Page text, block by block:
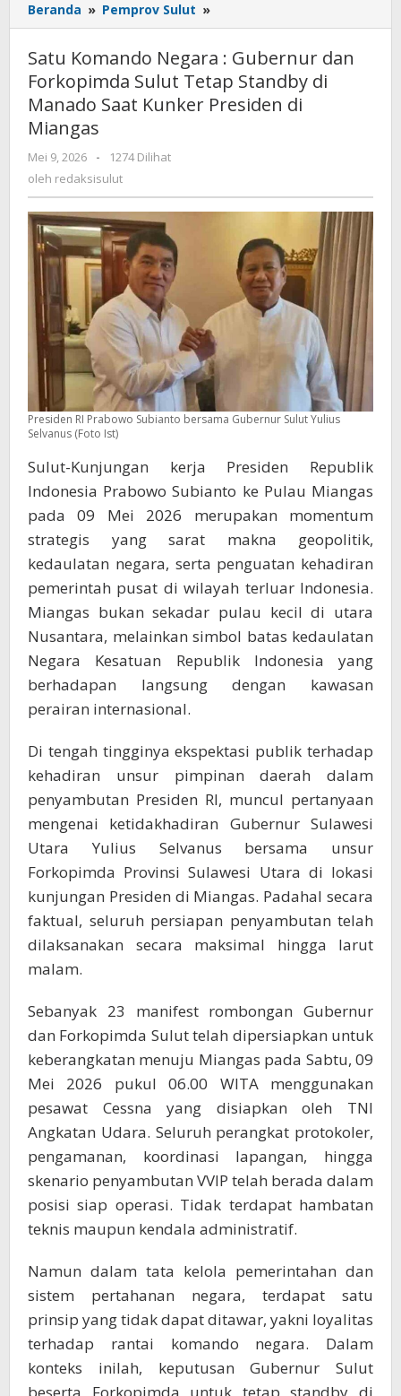
Beranda » Pemprov Sulut »
Komando
Negara
:
Gubernur
dan
di
Manado
Kunker
Presiden
Miangas
Satu Komando Negara : Gubernur dan
Forkopimda Sulut Tetap Standby di
Manado Saat Kunker Presiden di
Miangas
Mei 9, 2026
oleh
redaksisulut
-
1274 Dilihat
oleh redaksisulut
Presiden RI Prabowo Subianto bersama Gubernur Sulut Yulius
Selvanus (Foto Ist)
Sulut-Kunjungan kerja Presiden Republik
Indonesia Prabowo Subianto ke Pulau Miangas
pada 09 Mei 2026 merupakan momentum
strategis yang sarat makna geopolitik,
kedaulatan negara, serta penguatan kehadiran
pemerintah pusat di wilayah terluar Indonesia.
Miangas bukan sekadar pulau kecil di utara
Nusantara, melainkan simbol batas kedaulatan
Negara Kesatuan Republik Indonesia yang
berhadapan langsung dengan kawasan
perairan internasional.
Di tengah tingginya ekspektasi publik terhadap
kehadiran unsur pimpinan daerah dalam
penyambutan Presiden RI, muncul pertanyaan
mengenai ketidakhadiran Gubernur Sulawesi
Utara Yulius Selvanus bersama unsur
Forkopimda Provinsi Sulawesi Utara di lokasi
kunjungan Presiden di Miangas. Padahal secara
faktual, seluruh persiapan penyambutan telah
dilaksanakan secara maksimal hingga larut
malam.
Sebanyak 23 manifest rombongan Gubernur
dan Forkopimda Sulut telah dipersiapkan untuk
keberangkatan menuju Miangas pada Sabtu, 09
Mei 2026 pukul 06.00 WITA menggunakan
pesawat Cessna yang disiapkan oleh TNI
Angkatan Udara. Seluruh perangkat protokoler,
pengamanan, koordinasi lapangan, hingga
skenario penyambutan VVIP telah berada dalam
posisi siap operasi. Tidak terdapat hambatan
teknis maupun kendala administratif.
Namun dalam tata kelola pemerintahan dan
sistem pertahanan negara, terdapat satu
prinsip yang tidak dapat ditawar, yakni loyalitas
terhadap rantai komando negara. Dalam
konteks inilah, keputusan Gubernur Sulut